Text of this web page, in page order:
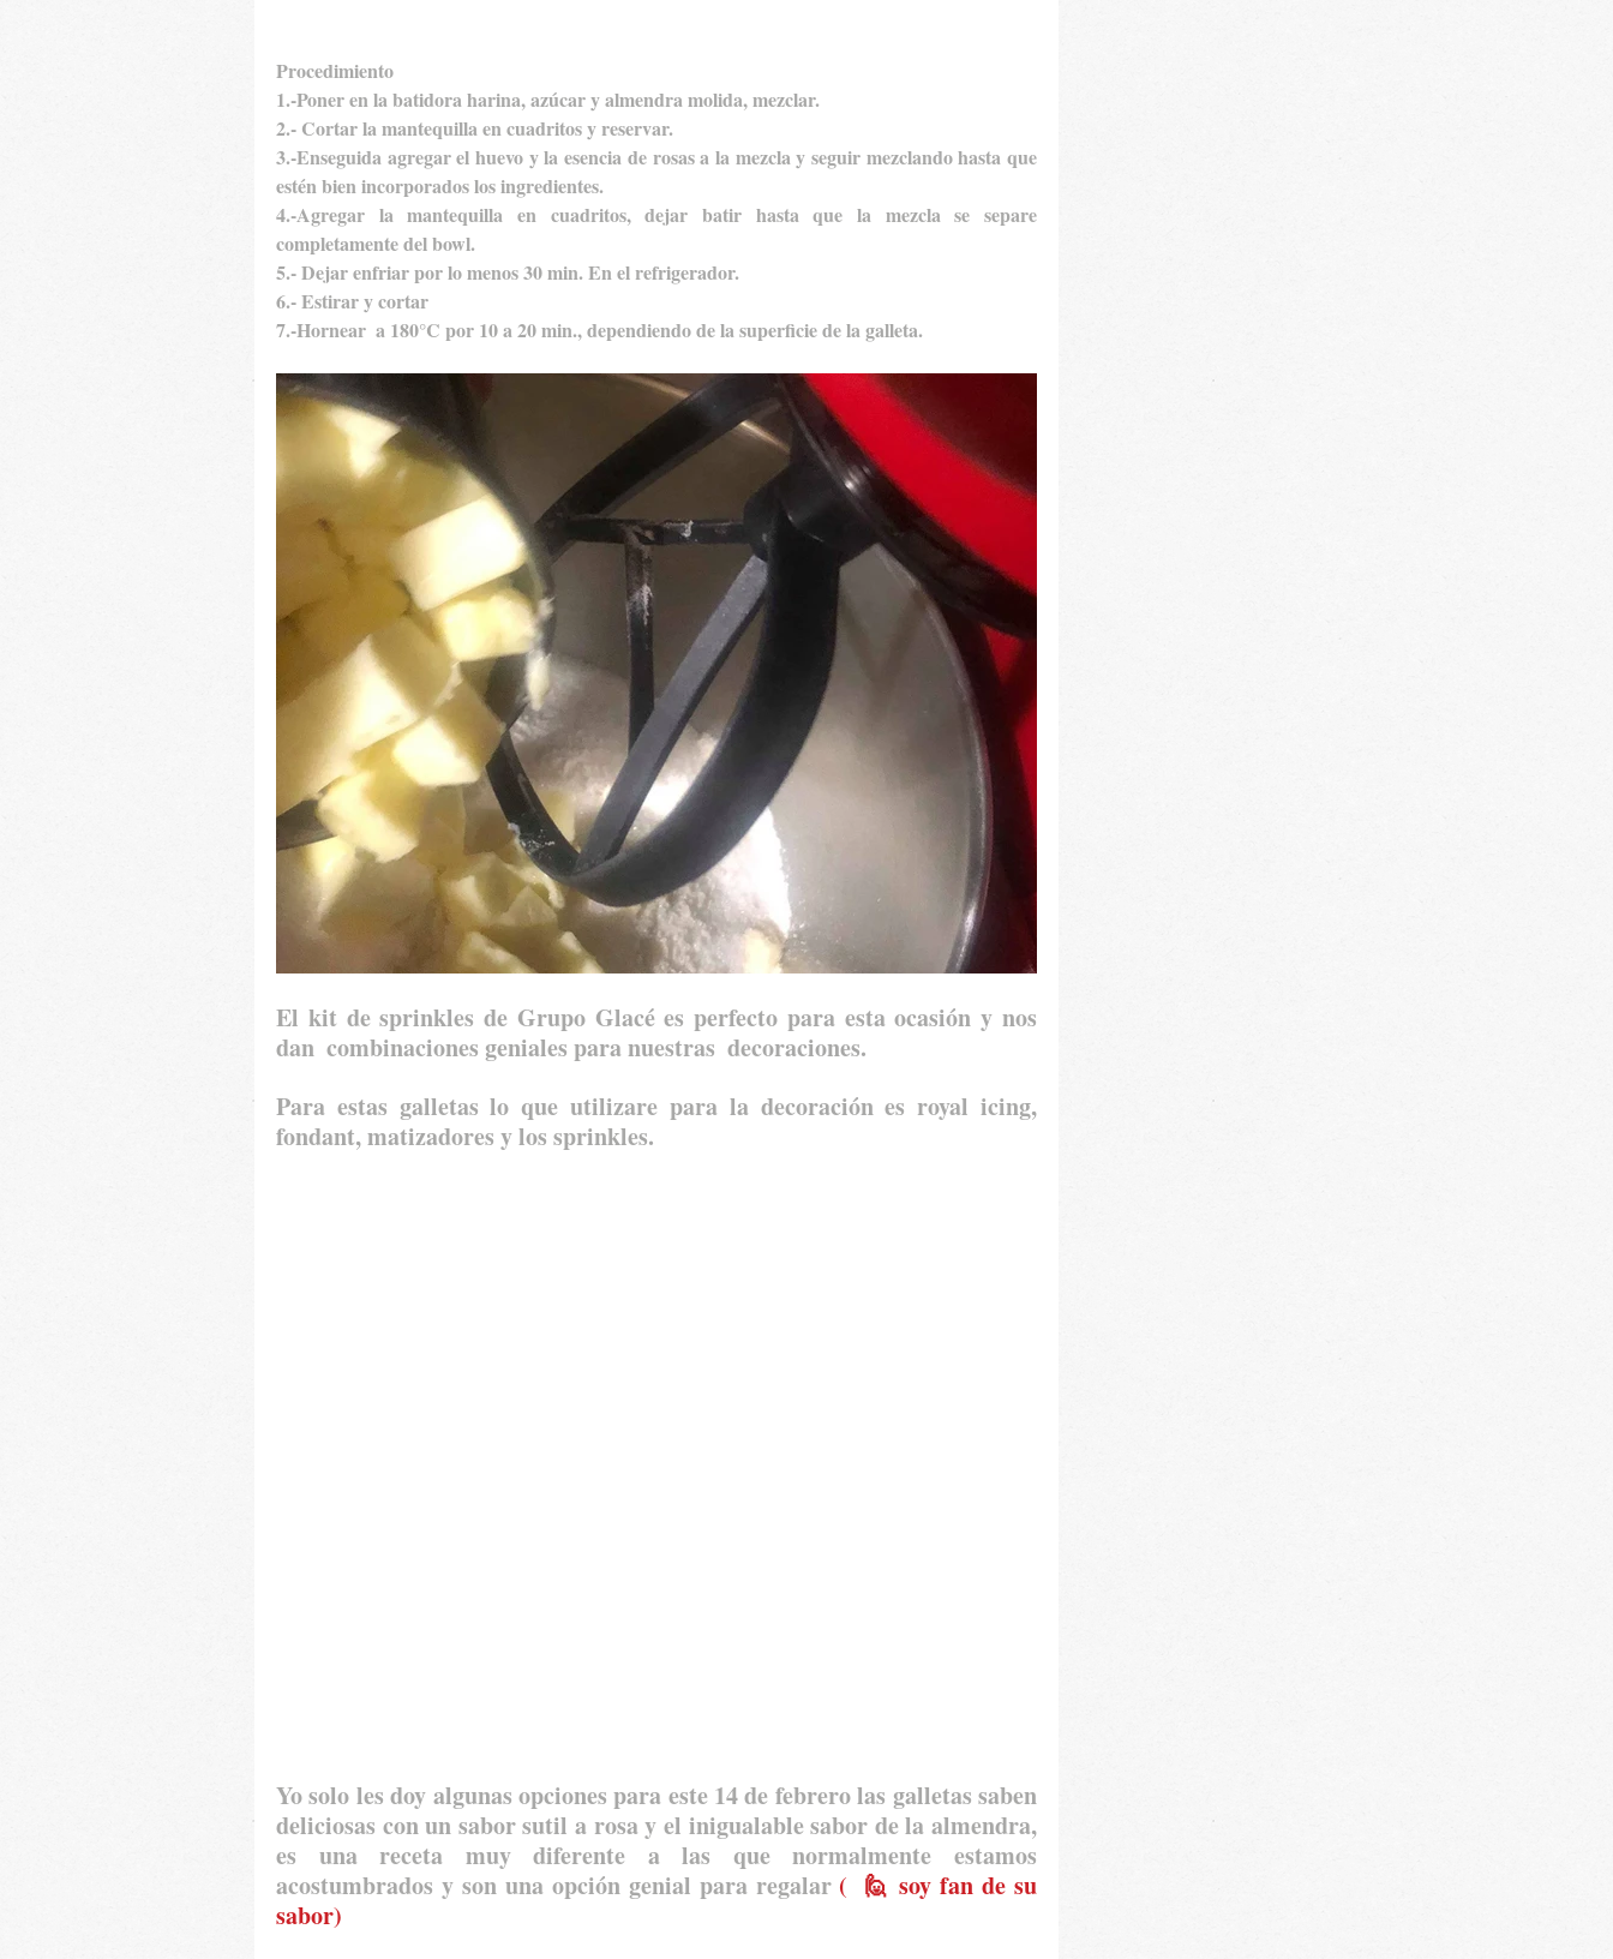
Procedimiento
1.-Poner en la batidora harina, azúcar y almendra molida, mezclar.
2.- Cortar la mantequilla en cuadritos y reservar.
3.-Enseguida agregar el huevo y la esencia de rosas a la mezcla y seguir mezclando hasta que
estén bien incorporados los ingredientes.
4.-Agregar la mantequilla en cuadritos, dejar batir hasta que la mezcla se separe
completamente del bowl.
5.- Dejar enfriar por lo menos 30 min. En el refrigerador.
6.- Estirar y cortar
7.-Hornear  a 180°C por 10 a 20 min., dependiendo de la superficie de la galleta.
El kit de sprinkles de Grupo Glacé es perfecto para esta ocasión y nos
dan  combinaciones geniales para nuestras  decoraciones.
Para estas galletas lo que utilizare para la decoración es royal icing,
fondant, matizadores y los sprinkles.
Yo solo les doy algunas opciones para este 14 de febrero las galletas saben
deliciosas con un sabor sutil a rosa y el inigualable sabor de la almendra,
es una receta muy diferente a las que normalmente estamos
acostumbrados y son una opción genial para regalar (  🙋 soy fan de su
sabor)